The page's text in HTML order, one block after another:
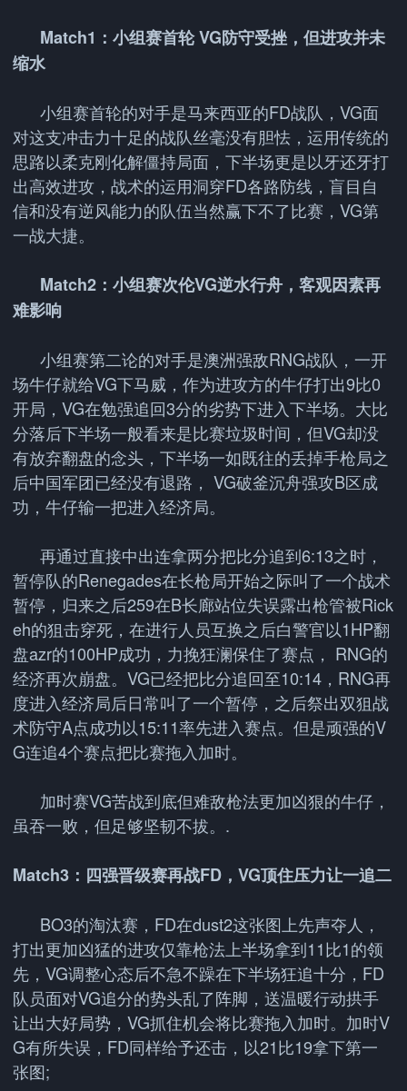
Match1：小组赛首轮 VG防守受挫，但进攻并未
缩水
小组赛首轮的对手是马来西亚的FD战队，VG面
对这支冲击力十足的战队丝毫没有胆怯，运用传统的
思路以柔克刚化解僵持局面，下半场更是以牙还牙打
出高效进攻，战术的运用洞穿FD各路防线，盲目自
信和没有逆风能力的队伍当然赢下不了比赛，VG第
一战大捷。
Match2：小组赛次伦VG逆水行舟，客观因素再
难影响
小组赛第二论的对手是澳洲强敌RNG战队，一开
场牛仔就给VG下马威，作为进攻方的牛仔打出9比0
开局，VG在勉强追回3分的劣势下进入下半场。大比
分落后下半场一般看来是比赛垃圾时间，但VG却没
有放弃翻盘的念头，下半场一如既往的丢掉手枪局之
后中国军团已经没有退路， VG破釜沉舟强攻B区成
功，牛仔输一把进入经济局。
再通过直接中出连拿两分把比分追到6:13之时，
暂停队的Renegades在长枪局开始之际叫了一个战术
暂停，归来之后259在B长廊站位失误露出枪管被Rick
eh的狙击穿死，在进行人员互换之后白警官以1HP翻
盘azr的100HP成功，力挽狂澜保住了赛点， RNG的
经济再次崩盘。VG已经把比分追回至10:14，RNG再
度进入经济局后日常叫了一个暂停，之后祭出双狙战
术防守A点成功以15:11率先进入赛点。但是顽强的V
G连追4个赛点把比赛拖入加时。
加时赛VG苦战到底但难敌枪法更加凶狠的牛仔，
虽吞一败，但足够坚韧不拔。.
Match3：四强晋级赛再战FD，VG顶住压力让一追二
BO3的淘汰赛，FD在dust2这张图上先声夺人，
打出更加凶猛的进攻仅靠枪法上半场拿到11比1的领
先，VG调整心态后不急不躁在下半场狂追十分，FD
队员面对VG追分的势头乱了阵脚，送温暖行动拱手
让出大好局势，VG抓住机会将比赛拖入加时。加时V
G有所失误，FD同样给予还击，以21比19拿下第一
张图;